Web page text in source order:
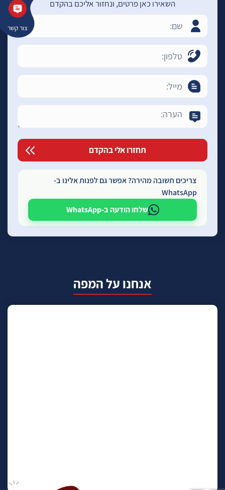
צור קשר
השאירו כאן פרטים, ונחזור אליכם בהקדם
צריכים תשובה מהירה? אפשר גם לפנות אלינו ב-
WhatsApp
שלחו הודעה ב-WhatsApp
אנחנו על המפה